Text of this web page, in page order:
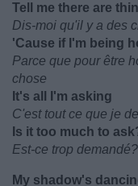
Tell me there are
Dis-moi qu'il y a des
'Cause if I'm being
Parce que pour être
chose
It's all I'm asking
C'est tout ce que je
Is it too much to
Est-ce trop demandé?
My shadow's